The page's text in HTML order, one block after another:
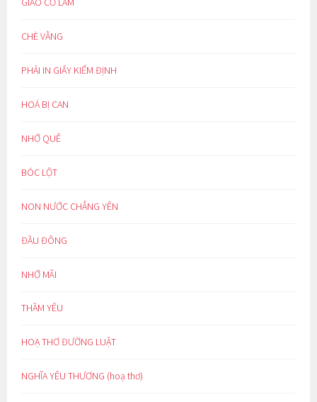
CHÈ VẰNG
PHẢI IN GIẤY KIỂM ĐỊNH
HOÁ BỊ CAN
NHỚ QUÊ
BÓC LỘT
NON NƯỚC CHẲNG YÊN
ĐẦU ĐÔNG
NHỚ MÃI
THẦM YÊU
HOẠ THƠ ĐƯỜNG LUẬT
NGHĨA YÊU THƯƠNG (hoạ thơ)